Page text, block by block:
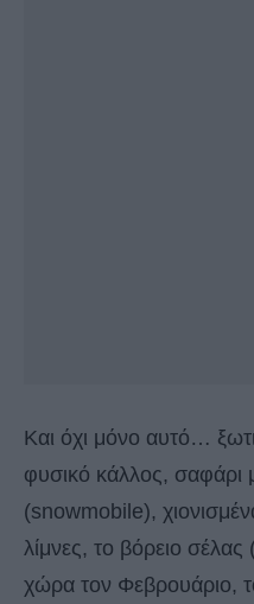
Και όχι μόνο αυτό…
φυσικό κάλλος, σαφάρι
(snowmobile),
λίμνες, το βόρειο
χώρα τον Φεβρουάριο,